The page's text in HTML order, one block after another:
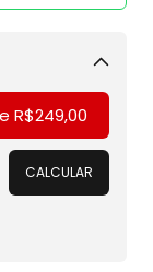
R$249,00
CALCULAR